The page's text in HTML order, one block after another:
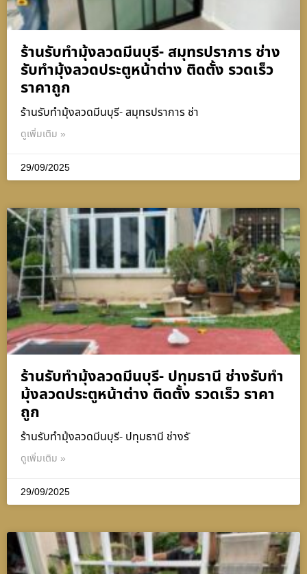
ร้านรับทำมุ้งลวดมีนบุรี- สมุทรปราการ ช่าง
รับทำมุ้งลวดประตูหน้าต่าง ติดตั้ง รวดเร็ว
ราคาถูก
ร้านรับทำมุ้งลวดมีนบุรี- สมุทรปราการ ช่า
ดูเพิ่มเติม »
29/09/2025
ร้านรับทำมุ้งลวดมีนบุรี- ปทุมธานี ช่างรับทำ
มุ้งลวดประตูหน้าต่าง ติดตั้ง รวดเร็ว ราคา
ถูก
ร้านรับทำมุ้งลวดมีนบุรี- ปทุมธานี ช่างรั
ดูเพิ่มเติม »
29/09/2025